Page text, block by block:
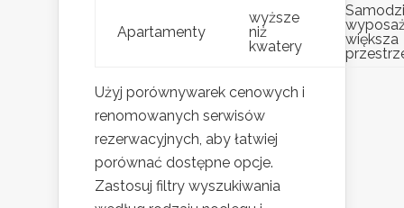
Apartamenty
wyższe
niż
kwatery
większa
Użyj porównywarek cenowych i
renomowanych serwisów
rezerwacyjnych, aby łatwiej
porównać dostępne opcje.
Zastosuj filtry wyszukiwania